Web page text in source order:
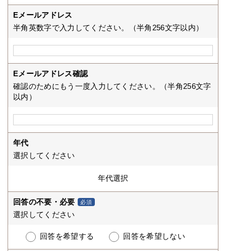
Eメールアドレス
半角英数字で入力してください。（半角256文字以内）
Eメールアドレス確認
確認のためにもう一度入力してください。（半角256文字
以内）
年代
選択してください
回答の不要・必要 必須
選択してください
回答を希望する 回答を希望しない